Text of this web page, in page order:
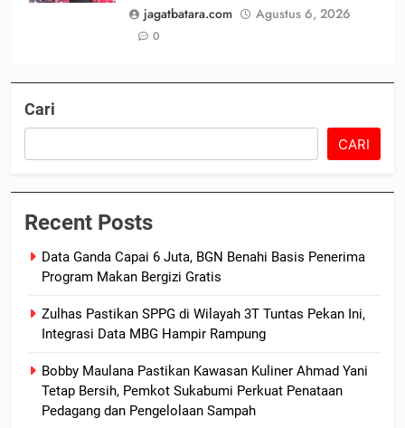
jagatbatara.com
Agustus 6, 2026
0
Cari
CARI
Recent Posts
Data Ganda Capai 6 Juta, BGN Benahi Basis Penerima
Program Makan Bergizi Gratis
Zulhas Pastikan SPPG di Wilayah 3T Tuntas Pekan Ini,
Integrasi Data MBG Hampir Rampung
Bobby Maulana Pastikan Kawasan Kuliner Ahmad Yani
Tetap Bersih, Pemkot Sukabumi Perkuat Penataan
Pedagang dan Pengelolaan Sampah